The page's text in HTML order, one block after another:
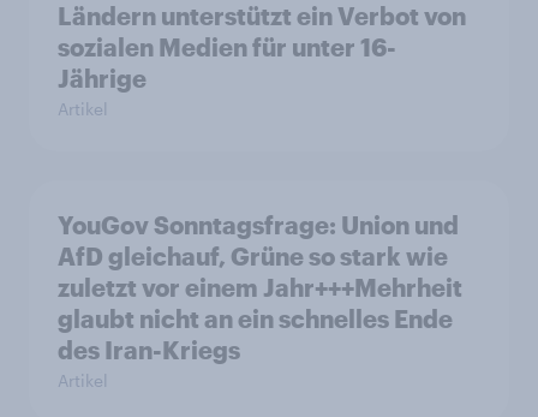
Ländern unterstützt ein Verbot von
sozialen Medien für unter 16-
Jährige
Artikel
YouGov Sonntagsfrage: Union und
AfD gleichauf, Grüne so stark wie
zuletzt vor einem Jahr+++Mehrheit
glaubt nicht an ein schnelles Ende
des Iran-Kriegs
Artikel